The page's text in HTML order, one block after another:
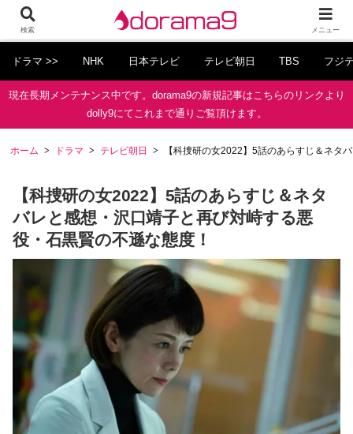
ドラマ >> NHK 日本テレビ テレビ朝日 TBS フジ
現在長期メンテナンス中です。dorama9の新規記事はこちらのリンクより
dolly9にてこれまで通りご覧頂けます。
ホーム ドラマ テレビ朝日 【科捜研の女2022】5話のあらすじ＆ネタ
【科捜研の女2022】5話のあらすじ＆ネタ
バレと感想・沢口靖子と再び対峙する悪
役・石黒賢の不遜な態度！
検索 メニュー